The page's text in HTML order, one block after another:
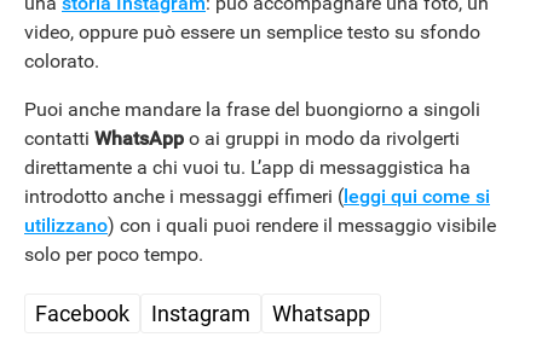
video, oppure può essere un semplice testo su sfondo
colorato.
Puoi anche mandare la frase del buongiorno a singoli
contatti WhatsApp o ai gruppi in modo da rivolgerti
direttamente a chi vuoi tu. L’app di messaggistica ha
introdotto anche i messaggi effimeri ( leggi qui come si
utilizzano) con i quali puoi rendere il messaggio visibile
solo per poco tempo.
Facebook Instagram Whatsapp